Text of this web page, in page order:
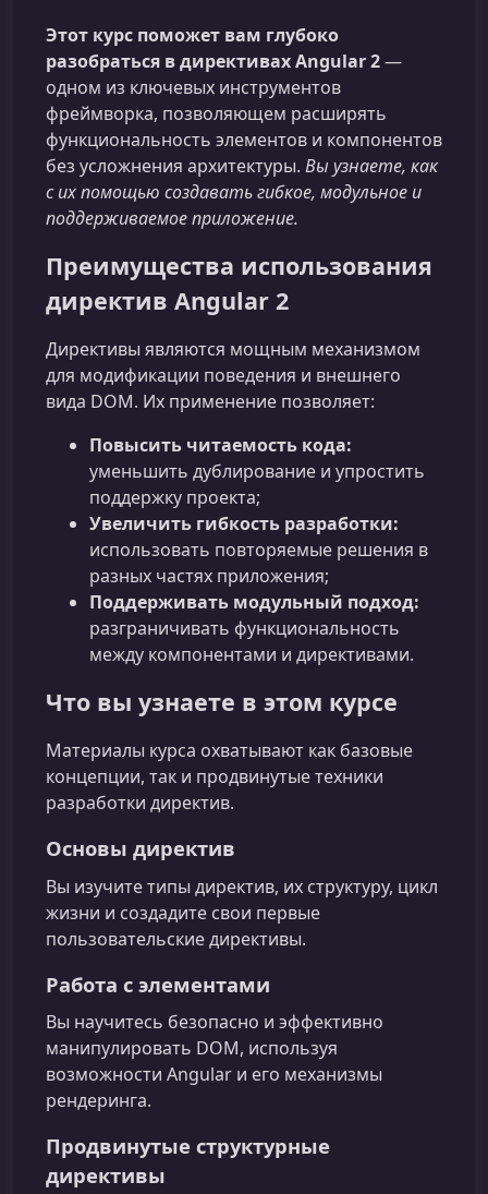
Этот курс поможет вам глубоко
разобраться в директивах Angular 2—
одном из ключевых инструментов
фреймворка, позволяющем расширять
функциональность элементов и компонентов
без усложнения архитектуры. Вы узнаете, как
с их помощью создавать гибкое, модульное и
поддерживаемое приложение.
Преимущества использования
директив Angular 2
Директивы являются мощным механизмом
для модификации поведения и внешнего
вида DOM. Их применение позволяет:
Повысить читаемость кода:
уменьшить дублирование и упростить
поддержку проекта;
Увеличить гибкость разработки:
использовать повторяемые решения в
разных частях приложения;
Поддерживать модульный подход:
разграничивать функциональность
между компонентами и директивами.
Что вы узнаете в этом курсе
Материалы курса охватывают как базовые
концепции, так и продвинутые техники
разработки директив.
Основы директив
Вы изучите типы директив, их структуру, цикл
жизни и создадите свои первые
пользовательские директивы.
Работа с элементами
Вы научитесь безопасно и эффективно
манипулировать DOM, используя
возможности Angular и его механизмы
рендеринга.
Продвинутые структурные
директивы